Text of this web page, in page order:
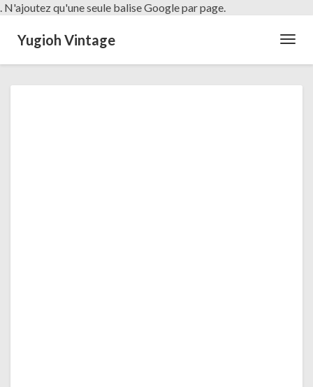
. N'ajoutez qu'une seule balise Google par page.
Yugioh Vintage